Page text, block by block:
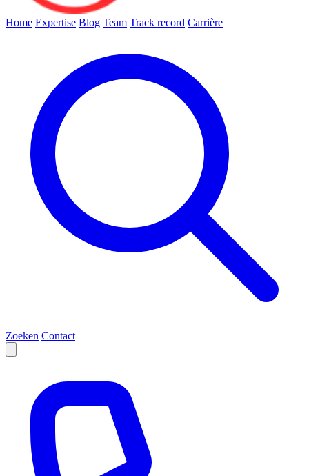
Home Expertise Blog Team Track record Carrière
Zoeken Contact